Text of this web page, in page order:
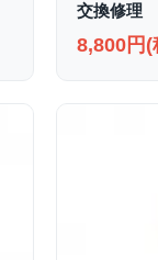
交換修理
8,800円(